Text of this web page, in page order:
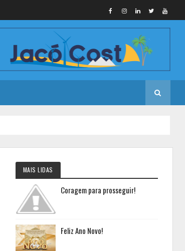
MAIS LIDAS
Coragem para prosseguir!
Feliz Ano Novo!